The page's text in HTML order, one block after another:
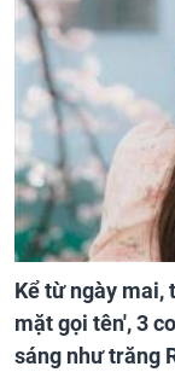
Kể từ ngày mai,
mặt gọi tên', 3
sáng như trăng